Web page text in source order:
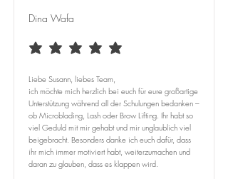
Dina Wafa
durchschnittliches Rating ist 5 von 5
Liebe Susann, liebes Team,
ich möchte mich herzlich bei euch für eure großartige
Unterstützung während all der Schulungen bedanken –
ob Microblading, Lash oder Brow Lifting. Ihr habt so
viel Geduld mit mir gehabt und mir unglaublich viel
beigebracht. Besonders danke ich euch dafür, dass
ihr mich immer motiviert habt, weiterzumachen und
daran zu glauben, dass es klappen wird.